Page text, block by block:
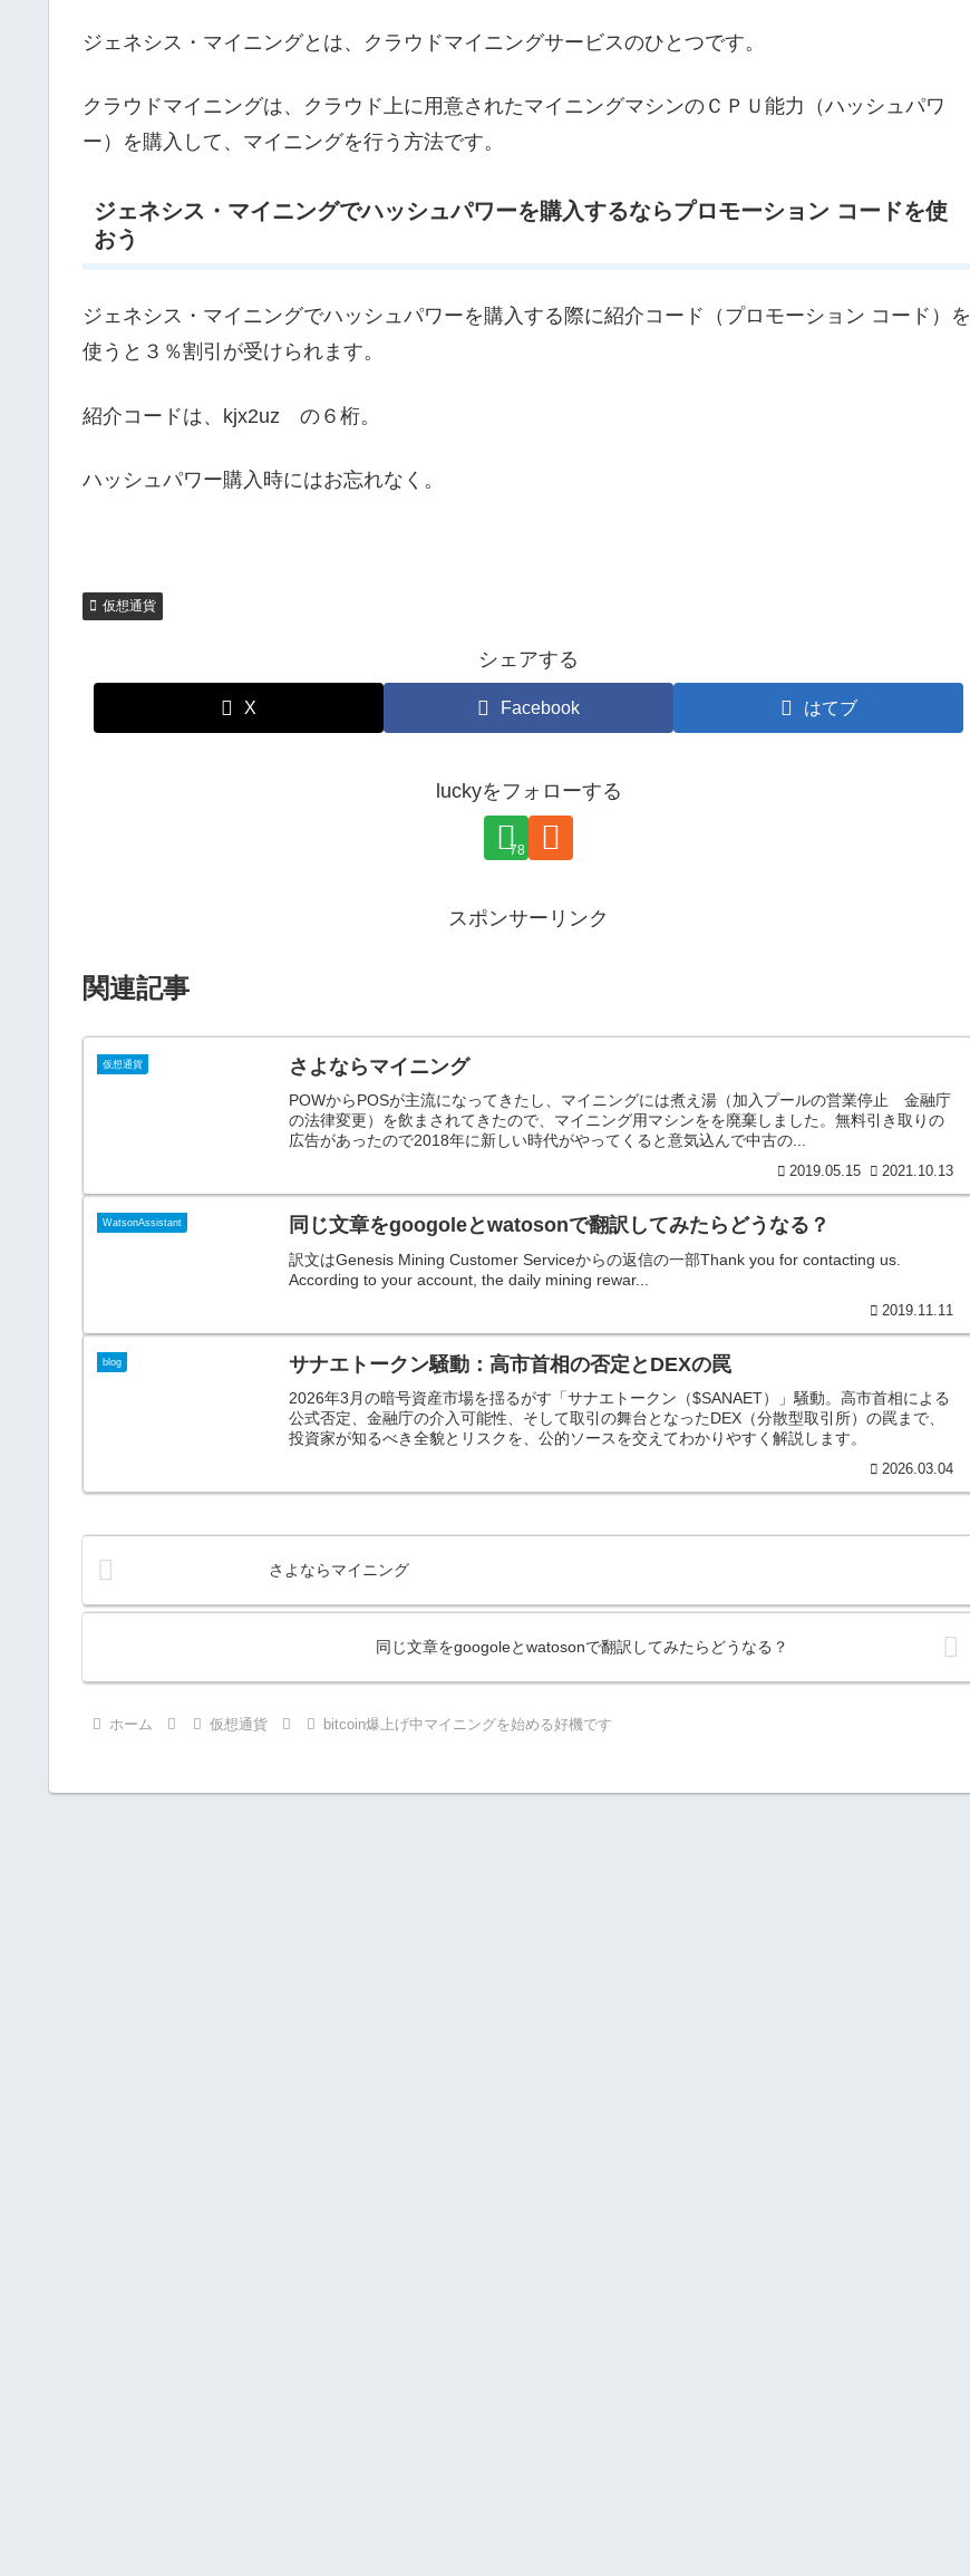
ジェネシス・マイニングとは、クラウドマイニングサービスのひとつです。
クラウドマイニングは、クラウド上に用意されたマイニングマシンのＣＰＵ能力（ハッシュパワ
ー）を購入して、マイニングを行う方法です。
ジェネシス・マイニングでハッシュパワーを購入するならプロモーション コードを使
おう
ジェネシス・マイニングでハッシュパワーを購入する際に紹介コード（プロモーション コード）を
使うと３％割引が受けられます。
紹介コードは、kjx2uz の６桁。
ハッシュパワー購入時にはお忘れなく。
仮想通貨
シェアする
X Facebook はてブ
luckyをフォローする
78
スポンサーリンク
関連記事
仮想通貨 さよならマイニング
POWからPOSが主流になってきたし、マイニングには煮え湯（加入プールの営業停止 金融庁
の法律変更）を飲まされてきたので、マイニング用マシンをを廃棄しました。無料引き取りの
広告があったので2018年に新しい時代がやってくると意気込んで中古の...
2019.05.15 2021.10.13
WatsonAssistant 同じ文章をgoogoleとwatosonで翻訳してみたらどうなる？
訳文はGenesis Mining Customer Serviceからの返信の一部Thank you for contacting us.​
According to your account, the daily mining rewar...
2019.11.11
blog サナエトークン騒動：高市首相の否定とDEXの罠
2026年3月の暗号資産市場を揺るがす「サナエトークン（$SANAET）」騒動。高市首相による
公式否定、金融庁の介入可能性、そして取引の舞台となったDEX（分散型取引所）の罠まで、
投資家が知るべき全貌とリスクを、公的ソースを交えてわかりやすく解説します。
2026.03.04
さよならマイニング
同じ文章をgoogoleとwatosonで翻訳してみたらどうなる？
ホーム 仮想通貨 bitcoin爆上げ中マイニングを始める好機です